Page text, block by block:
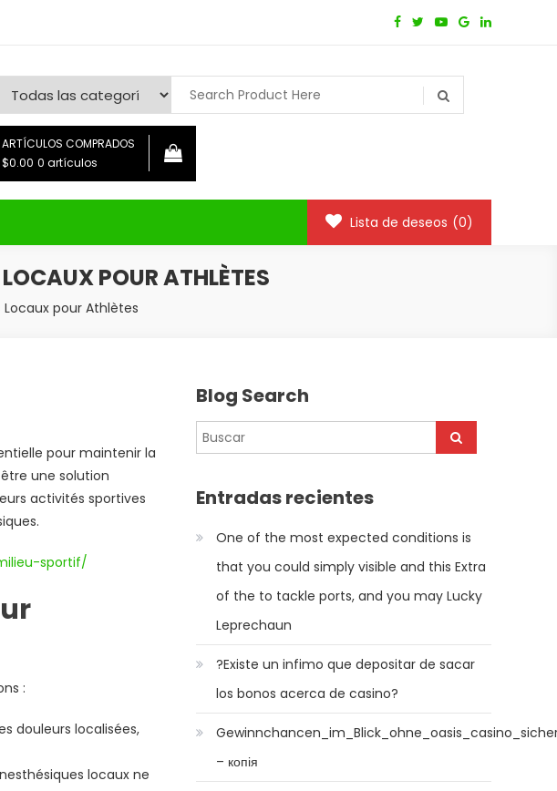
ARTÍCULOS COMPRADOS
$0.00 0 artículos
Lista de deseos (0)
POUR ATHLÈTES
pour Athlètes
pour maintenir la
une solution
activités sportives
sportif/
:
douleurs localisées,
locaux ne
Blog Search
Entradas recientes
One of the most expected conditions is
that you could simply visible and this Extra
of the to tackle ports, and you may Lucky
Leprechaun
?Existe un infimo que depositar de sacar
los bonos acerca de casino?
– копія